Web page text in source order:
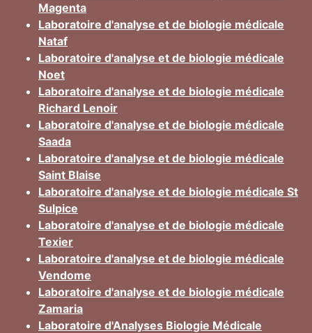
Magenta
Laboratoire d'analyse et de biologie médicale
Nataf
Laboratoire d'analyse et de biologie médicale
Noet
Laboratoire d'analyse et de biologie médicale
Richard Lenoir
Laboratoire d'analyse et de biologie médicale
Saada
Laboratoire d'analyse et de biologie médicale
Saint Blaise
Laboratoire d'analyse et de biologie médicale St
Sulpice
Laboratoire d'analyse et de biologie médicale
Texier
Laboratoire d'analyse et de biologie médicale
Vendome
Laboratoire d'analyse et de biologie médicale
Zamaria
Laboratoire d'Analyses Biologie Médicale